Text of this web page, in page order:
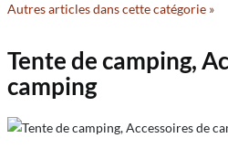
Autres articles dans cette catégorie »
Tente de camping,
camping